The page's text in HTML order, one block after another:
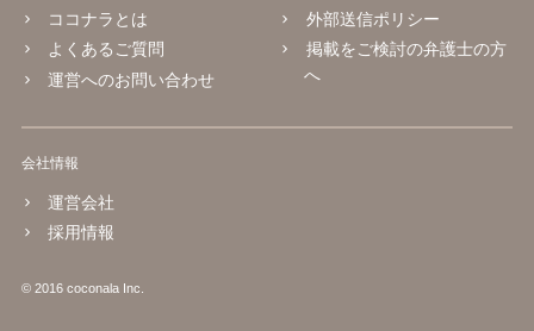
ココナラとは
よくあるご質問
運営へのお問い合わせ
外部送信ポリシー
掲載をご検討の弁護士の方
へ
会社情報
運営会社
採用情報
© 2016 coconala Inc.